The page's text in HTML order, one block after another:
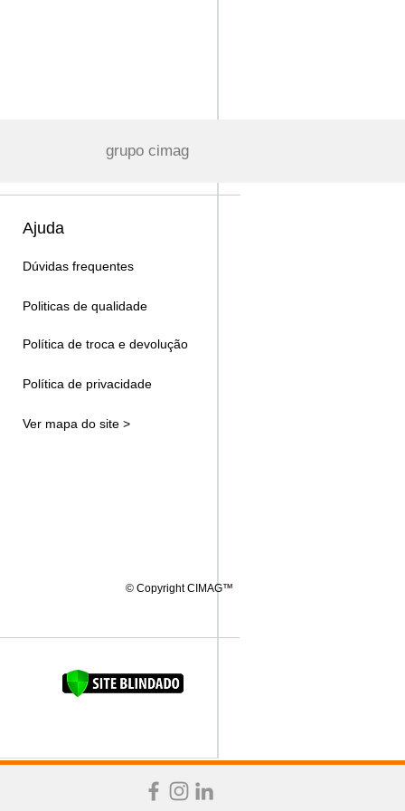
grupo cimag
Ajuda
Dúvidas frequentes
Politicas de qualidade
Política de troca e devolução
Política de privacidade
Ver mapa do site >
© Copyright CIMAG™